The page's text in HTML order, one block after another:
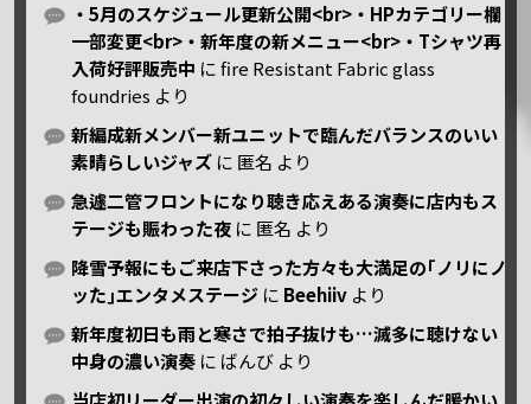
・5月のスケジュール更新公開<br>・HPカテゴリー欄
一部変更<br>・新年度の新メニュー<br>・Tシャツ再
入荷好評販売中 にfire Resistant Fabric glass
foundries より
新編成新メンバー新ユニットで臨んだバランスのいい
素晴らしいジャズ に 匿名 より
急遽二管フロントになり聴き応えある演奏に店内もス
テージも賑わった夜 に 匿名 より
降雪予報にもご来店下さった方々も大満足の｢ノリにノ
ッた｣エンタメステージ に Beehiiv より
新年度初日も雨と寒さで拍子抜けも…滅多に聴けない
中身の濃い演奏 に ばんび より